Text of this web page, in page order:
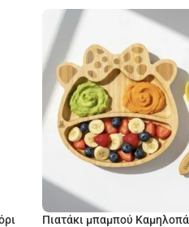
Πιατάκι μπαμπού